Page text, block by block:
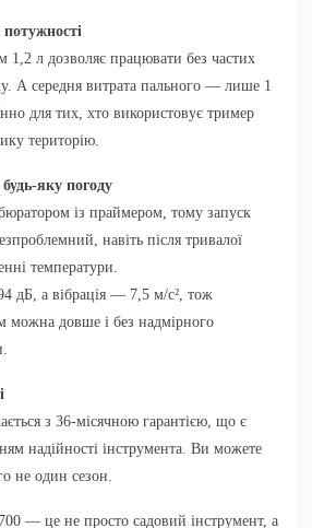
1,2 л дозволяє працювати без частих
А середня витрата пального — лише 1
для тих, хто використовує тример
територію.
яку погоду
із праймером, тому запуск
навіть після тривалої
температури.
дБ, а вібрація — 7,5 м/с², тож
можна довше і без надмірного
з 36-місячною гарантією, що є
надійності інструмента. Ви можете
не один сезон.
— це не просто садовий інструмент, а